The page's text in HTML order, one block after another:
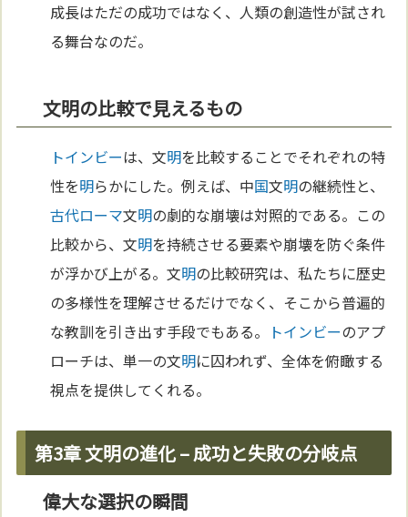
成長はただの成功ではなく、人類の創造性が試され
る舞台なのだ。
文明の比較で見えるもの
トインビーは、文明を比較することでそれぞれの特
性を明らかにした。例えば、中国文明の継続性と、
古代ローマ文明の劇的な崩壊は対照的である。この
比較から、文明を持続させる要素や崩壊を防ぐ条件
が浮かび上がる。文明の比較研究は、私たちに歴史
の多様性を理解させるだけでなく、そこから普遍的
な教訓を引き出す手段でもある。
トインビーのアプ
ローチは、単一の文明に囚われず、全体を俯瞰する
視点を提供してくれる。
第3章 文明の進化 – 成功と失敗の分岐点
偉大な選択の瞬間